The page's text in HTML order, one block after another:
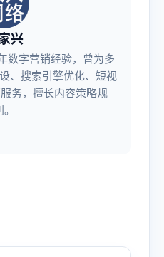
兴
数字营销经验，曾为多
、搜索引擎优化、短视
务，擅长内容策略规